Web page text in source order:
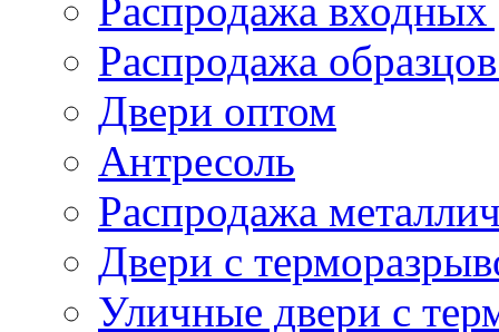
Распродажа входных
Распродажа
Двери оптом
Антресоль
Распродажа
Двери с
Уличные двери с